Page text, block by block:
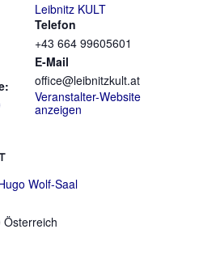
Wolf-Saal
Österreich
Leibnitz KULT
Telefon
+43 664 99605601
E-Mail
office@leibnitzkult.at
Veranstalter-Website
anzeigen